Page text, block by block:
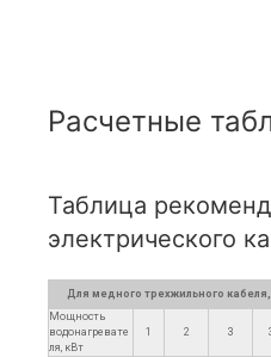
Расчетные
Таблица
электрического
Для медного трехжильного
Мощность
водонагревате
ля, кВт
1 2 3